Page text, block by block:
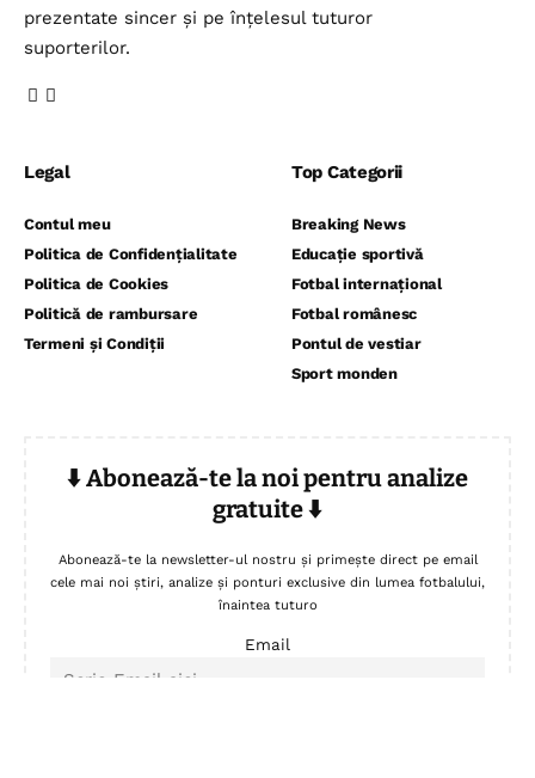
prezentate sincer și pe înțelesul tuturor
suporterilor.
Legal
Contul meu
Politica de Confidențialitate
Politica de Cookies
Politică de rambursare
Termeni și Condiții
Top Categorii
Breaking News
Educație sportivă
Fotbal internațional
Fotbal românesc
Pontul de vestiar
Sport monden
⬇️ Abonează-te la noi pentru analize
gratuite ⬇️
Abonează-te la newsletter-ul nostru și primește direct pe email
cele mai noi știri, analize și ponturi exclusive din lumea fotbalului,
înaintea tuturo
Email